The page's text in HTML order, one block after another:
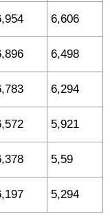
6,606
6,498
6,294
5,921
5,59
5,294